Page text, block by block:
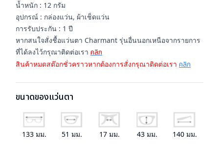
น้ำหนัก : 12 กรัม
อุปกรณ์ : กล่องแว่น, ผ้าเช็ดแว่น
การรับประกัน : 1 ปี
หากสนใจสั่งชื้อแว่นตา Charmant รุ่นอื่นนอกเหนือจากรายการ
ที่ได้ลงไว้กรุณาติดต่อเรา คลิก
สินค้าหมดสต๊อกชั่วคราวหากต้องการสั่งกรุณาติดต่อเรา คลิก
ขนาดของแว่นตา
133 มม. 51 มม. 17มม. 43มม. 140มม.